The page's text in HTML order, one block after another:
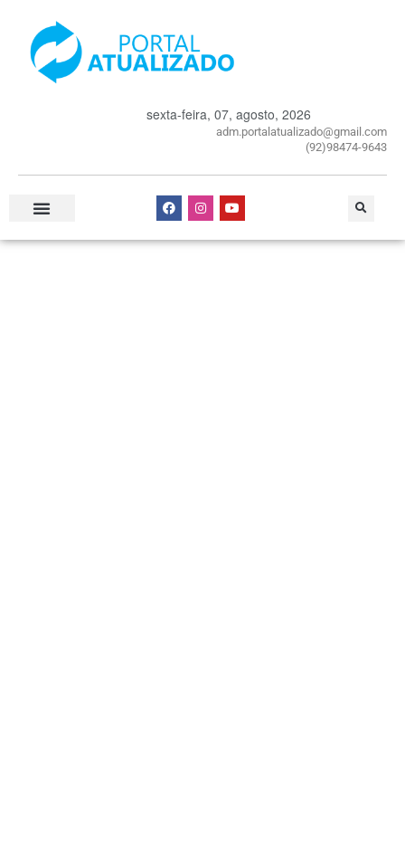
sexta-feira, 07, agosto, 2026
adm.portalatualizado@gmail.com
(92)98474-9643